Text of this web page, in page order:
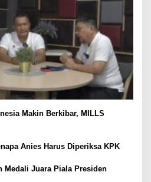
Makin Berkibar, MILLS
Anies Harus Diperiksa KPK
Medali Juara Piala Presiden